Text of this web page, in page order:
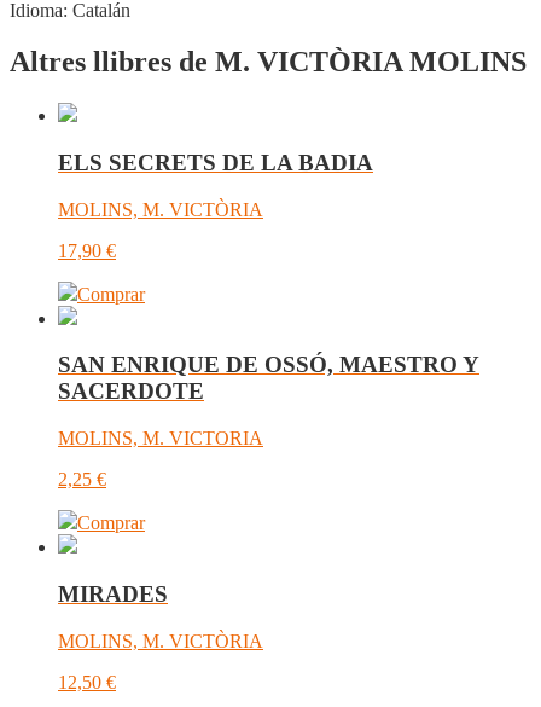
Idioma: Catalán
Altres llibres de M. VICTÒRIA MOLINS
ELS SECRETS DE LA BADIA
MOLINS, M. VICTÒRIA
17,90 €
Comprar
SAN ENRIQUE DE OSSÓ, MAESTRO Y
SACERDOTE
MOLINS, M. VICTORIA
2,25 €
Comprar
MIRADES
MOLINS, M. VICTÒRIA
12,50 €